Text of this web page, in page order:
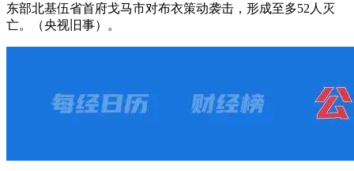
东部北基伍省首府戈马市对布衣策动袭击，形成至多52人灭
亡。（央视旧事）。